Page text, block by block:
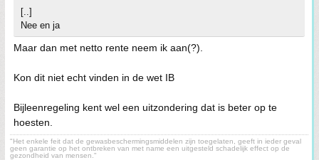
[..]
Nee en ja
Maar dan met netto rente neem ik aan(?).
Kon dit niet echt vinden in de wet IB
Bijleenregeling kent wel een uitzondering dat is beter op te
hoesten.
"Het enkele feit dat de gewasbeschermingsmiddelen zijn toegelaten, geeft in ieder geval
geen garantie op het ontbreken van met name een uitgesteld schadelijk effect op de
gezondheid van mensen."